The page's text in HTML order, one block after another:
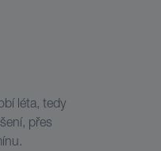
léta, tedy
přes